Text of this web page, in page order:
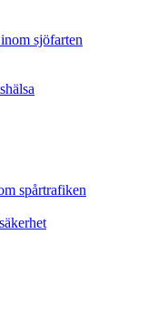
sjöfarten
spårtrafiken